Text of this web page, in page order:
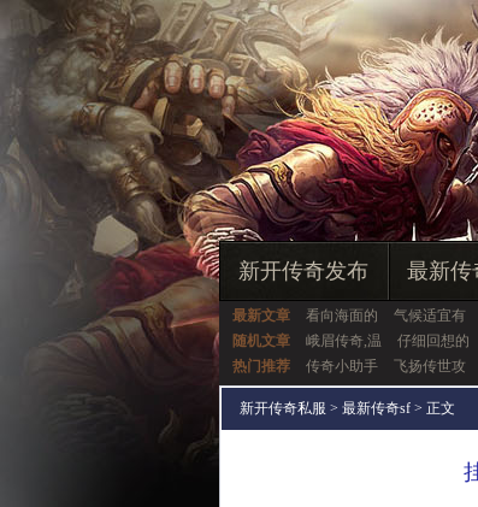
新开传奇发布 最新传
最新文章 看向海面的 气候适宜有
随机文章
峨眉传奇,温 仔细回想的
热门推荐
传奇小助手 飞扬传世攻
新开传奇私服 > 最新传奇sf > 正文